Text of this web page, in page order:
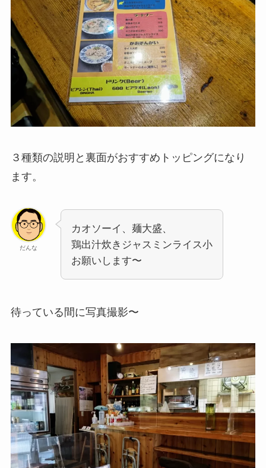
３種類の説明と裏面がおすすめトッピングになり
ます。
だんな
カオソーイ、麺大盛、
鶏出汁炊きジャスミンライス小
お願いします〜
待っている間に写真撮影〜